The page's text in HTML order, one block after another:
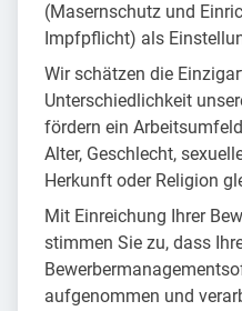
(Masernschutz und
Impfpflicht) als
Wir schätzen die
Unterschiedlichkeit
fördern ein
Alter, Geschlecht,
Herkunft oder Religion
Mit Einreichung Ihrer
stimmen Sie zu, dass
aufgenommen und